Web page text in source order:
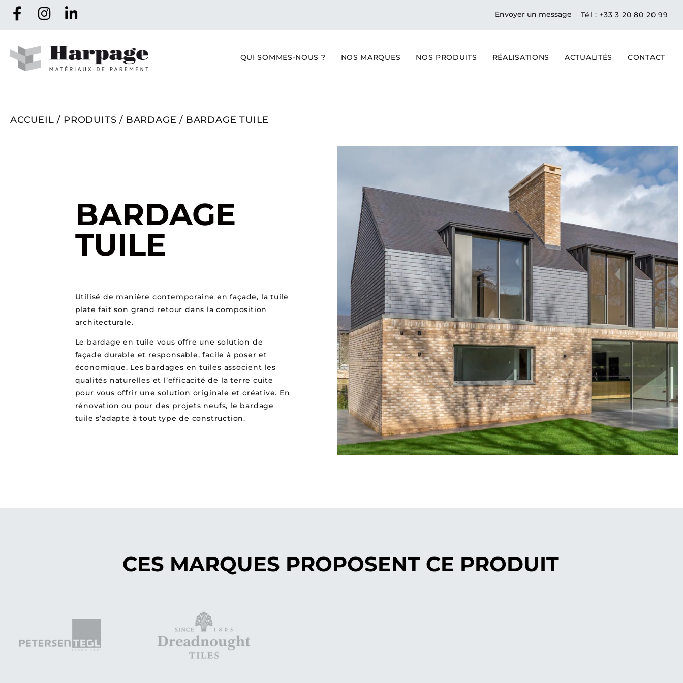
Envoyer un message Tél : +33 3 20 80 20 99
QUI SOMMES-NOUS ? NOS MARQUES NOS PRODUITS RÉALISATIONS ACTUALITÉS CONTACT
ACCUEIL / PRODUITS / BARDAGE / BARDAGE TUILE
BARDAGE
TUILE
Utilisé de manière contemporaine en façade, la tuile
plate fait son grand retour dans la composition
architecturale.
Le bardage en tuile vous offre une solution de
façade durable et responsable, facile à poser et
économique. Les bardages en tuiles associent les
qualités naturelles et l’efficacité de la terre cuite
pour vous offrir une solution originale et créative. En
rénovation ou pour des projets neufs, le bardage
tuile s’adapte à tout type de construction.
CES MARQUES PROPOSENT CE PRODUIT